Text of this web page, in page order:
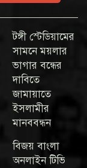
টঙ্গী স্টেডিয়ামের
সামনে ময়লার
ভাগার বন্ধের
দাবিতে
জামায়াতে
ইসলামীর
মানববন্ধন
বিজয় বাংলা
অনলাইন টিভি